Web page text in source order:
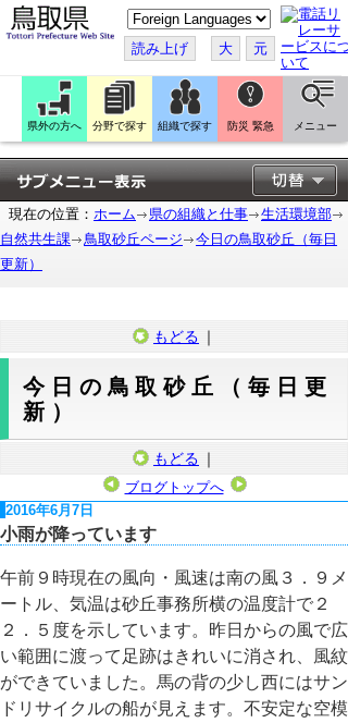
こ
の
ペ
ー
ジ
翻
訳
す
る
読み上げ 大 元
県外の方へ 分野で探す 組織で探す 防災 緊急 メニュー
現在の位置： ホーム 県の組織と仕事
生活環境部
自然共生課
鳥取砂丘ページ
今日の鳥取砂丘（毎日
更新）
もどる ｜
今日の鳥取砂丘（毎日更
新）
もどる ｜
ブログトップへ
2016年6月7日
小雨が降っています
午前９時現在の風向・風速は南の風３．９メ
ートル、気温は砂丘事務所横の温度計で２
２．５度を示しています。昨日からの風で広
い範囲に渡って足跡はきれいに消され、風紋
ができていました。馬の背の少し西にはサン
ドリサイクルの船が見えます。不安定な空模